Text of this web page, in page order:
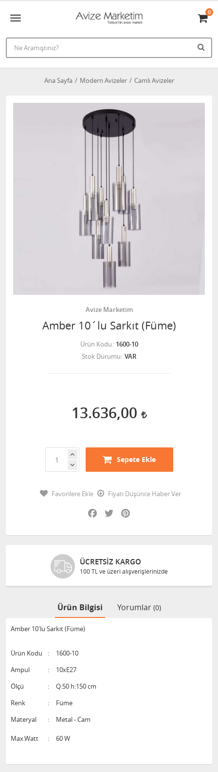
0
Ana Sayfa Modern Avizeler Camlı Avizeler
Avize Marketim
Amber 10´lu Sarkıt (Füme)
Ürün Kodu 1600-10
Stok Durumu VAR
13.636,00
Sepete Ekle
Favorilere Ekle
Fiyatı Düşünce Haber Ver
Facebook
Twitter
ÜCRETSIZ KARGO
100 TL ve üzeri alışverişlerinizde
Ürün Bilgisi Yorumlar (0)
Amber 10'lu Sarkıt (Füme)
Ürün Kodu :
1600-10
Ampul
:
10xE27
Ölçü
:
Q:50 h:150 cm
Renk
:
Füme
Materyal
: Metal - Cam
Max.Watt : 60 W